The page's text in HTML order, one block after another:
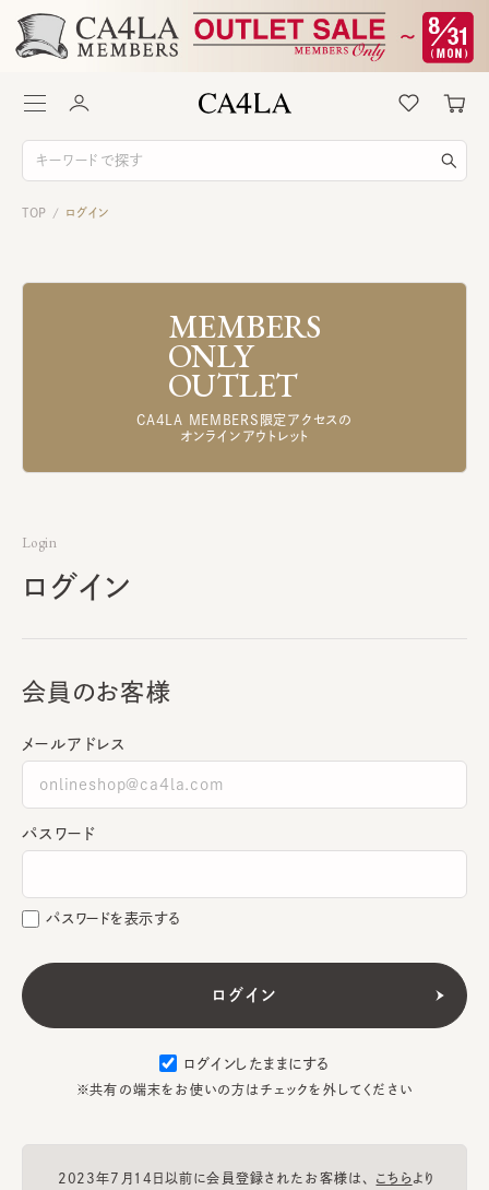
TOP / ログイン
MEMBERS
ONLY
OUTLET
CA4LA MEMBERS限定アクセスの
オンラインアウトレット
Login
ログイン
会員のお客様
メールアドレス
パスワード
パスワードを表示する
ログインしたままにする
※共有の端末をお使いの方はチェックを外してください
2023年7月14日以前に会員登録されたお客様は、 こちらより